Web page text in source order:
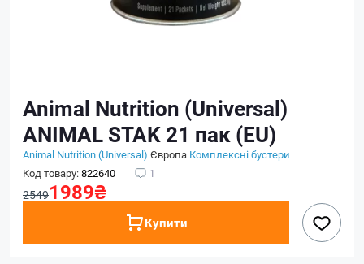
Animal Nutrition (Universal)
ANIMAL STAK 21 пак (EU)
Animal Nutrition (Universal) Європа Комплексні бустери
Код товару:822640 1
25491989₴
Купити